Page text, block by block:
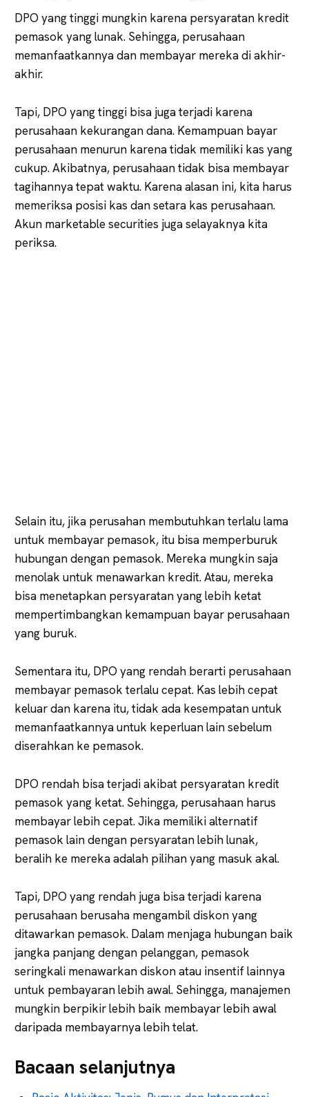
DPO yang tinggi mungkin karena persyaratan kredit
pemasok yang lunak. Sehingga, perusahaan
memanfaatkannya dan membayar mereka di akhir-
akhir.
Tapi, DPO yang tinggi bisa juga terjadi karena
perusahaan kekurangan dana. Kemampuan bayar
perusahaan menurun karena tidak memiliki kas yang
cukup. Akibatnya, perusahaan tidak bisa membayar
tagihannya tepat waktu. Karena alasan ini, kita harus
memeriksa posisi kas dan setara kas perusahaan.
Akun marketable securities juga selayaknya kita
periksa.
Selain itu, jika perusahan membutuhkan terlalu lama
untuk membayar pemasok, itu bisa memperburuk
hubungan dengan pemasok. Mereka mungkin saja
menolak untuk menawarkan kredit. Atau, mereka
bisa menetapkan persyaratan yang lebih ketat
mempertimbangkan kemampuan bayar perusahaan
yang buruk.
Sementara itu, DPO yang rendah berarti perusahaan
membayar pemasok terlalu cepat. Kas lebih cepat
keluar dan karena itu, tidak ada kesempatan untuk
memanfaatkannya untuk keperluan lain sebelum
diserahkan ke pemasok.
DPO rendah bisa terjadi akibat persyaratan kredit
pemasok yang ketat. Sehingga, perusahaan harus
membayar lebih cepat. Jika memiliki alternatif
pemasok lain dengan persyaratan lebih lunak,
beralih ke mereka adalah pilihan yang masuk akal.
Tapi, DPO yang rendah juga bisa terjadi karena
perusahaan berusaha mengambil diskon yang
ditawarkan pemasok. Dalam menjaga hubungan baik
jangka panjang dengan pelanggan, pemasok
seringkali menawarkan diskon atau insentif lainnya
untuk pembayaran lebih awal. Sehingga, manajemen
mungkin berpikir lebih baik membayar lebih awal
daripada membayarnya lebih telat.
Bacaan selanjutnya